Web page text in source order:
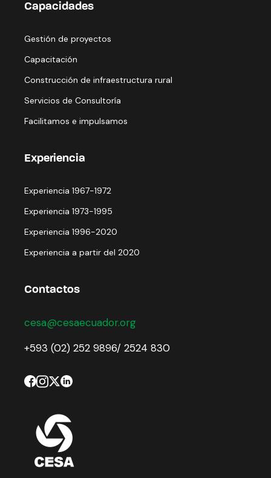
Capacidades
Gestión de proyectos
Capacitación
Construcción de infraestructura rural
Servicios de Consultoría
Facilitamos e impulsamos
Experiencia
Experiencia 1967-1972
Experiencia 1973-1995
Experiencia 1996-2020
Experiencia a partir del 2020
Contactos
cesa@cesaecuador.org
+593 (02) 252 9896/ 2524 830